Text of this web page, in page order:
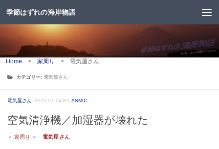
コンテンツへスキップ
季節はずれの海岸物語
Home > 家周り > 電気屋さん
カテゴリー: 電気屋さん
電気屋さん 2025-01-04 BY ASMIC
空気清浄機／加湿器が壊れた
＜家周り ＞ 電気屋さん